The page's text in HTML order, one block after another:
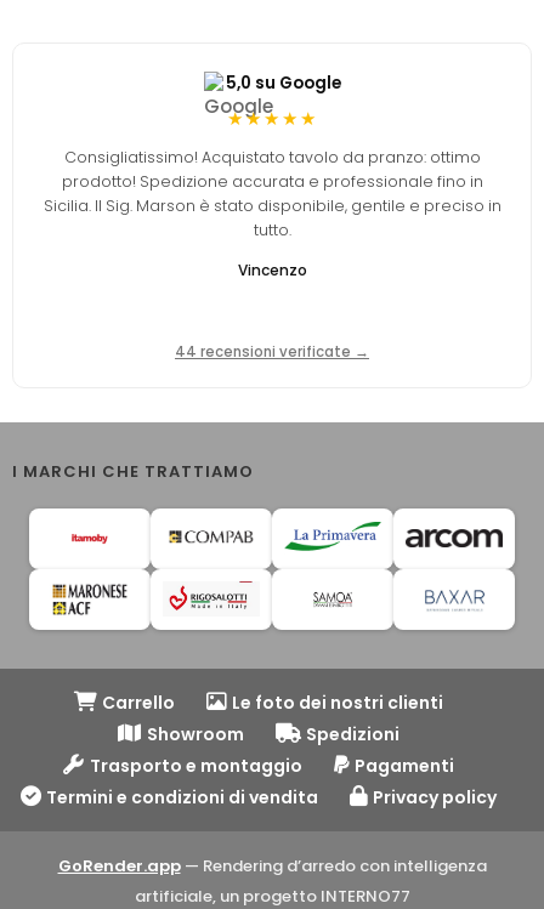
5,0 su Google
★★★★★
Consigliatissimo! Acquistato tavolo da pranzo: ottimo
prodotto! Spedizione accurata e professionale fino in
Sicilia. Il Sig. Marson è stato disponibile, gentile e preciso in
tutto.
Vincenzo
44 recensioni verificate →
I MARCHI CHE TRATTIAMO
Carrello
Le foto dei nostri clienti
Showroom
Spedizioni
Trasporto e montaggio
Pagamenti
Termini e condizioni di vendita
Privacy policy
GoRender.app— Rendering d’arredo con intelligenza
artificiale, un progetto INTERNO77